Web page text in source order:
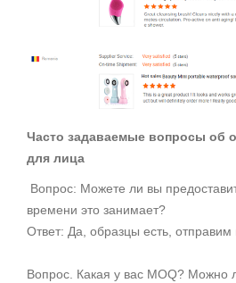
Часто задаваемые вопросы об
для лица
Вопрос: Можете ли вы
времени это занимает?
Ответ: Да, образцы есть, отправим
Вопрос. Какая у вас MOQ? Можно